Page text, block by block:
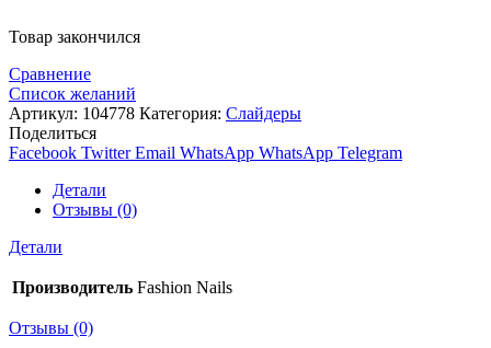
Товар закончился
Сравнение
Список желаний
Артикул: 104778 Категория: Слайдеры
Поделиться
Facebook Twitter Email WhatsApp WhatsApp Telegram
Детали
Отзывы (0)
Детали
Производитель Fashion Nails
Отзывы (0)